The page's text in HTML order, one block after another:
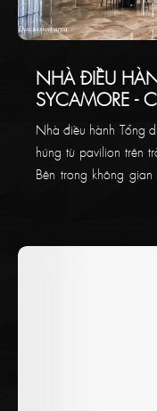
NHÀ ĐIỀU
SYCAMORE -
Nhà điều hành Tổng
hứng từ pavilion trên
Bên trong không